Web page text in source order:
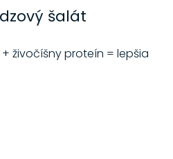
šalát
živočíšny proteín = lepšia